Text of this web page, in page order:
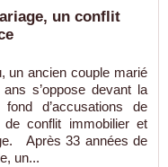
un conflit
un ancien couple marié
s’oppose devant la
d’accusations de
de conflit immobilier et
Après 33 années de
un...